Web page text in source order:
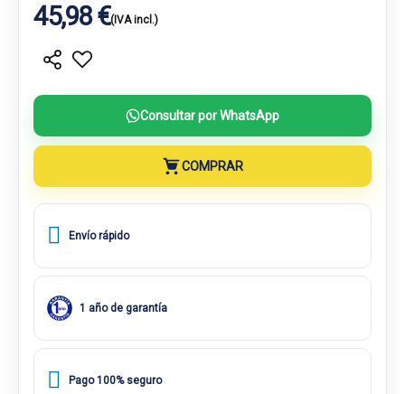
45,98 €(IVA incl.)
Consultar por WhatsApp
COMPRAR
Envío rápido
1 año de garantía
Pago 100% seguro